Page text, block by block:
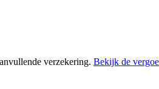
verzekering. Bekijk de